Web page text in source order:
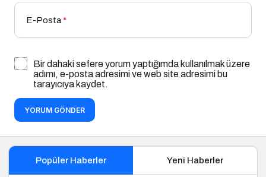
E-Posta*
Bir dahaki sefere yorum yaptığımda kullanılmak üzere
adımı, e-posta adresimi ve web site adresimi bu
tarayıcıya kaydet.
YORUM GÖNDER
Popüler Haberler Yeni Haberler